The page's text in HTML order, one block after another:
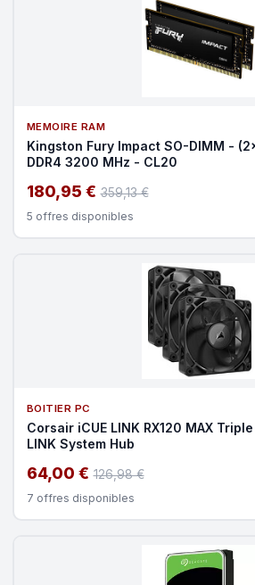
MEMOIRE RAM
Kingston Fury Impact SO-DIMM -
DDR4 3200 MHz - CL20
180,95 € 359,13 €
5 offres disponibles
BOITIER PC
Corsair iCUE LINK RX120 MAX
LINK System Hub
64,00 € 126,98 €
7 offres disponibles